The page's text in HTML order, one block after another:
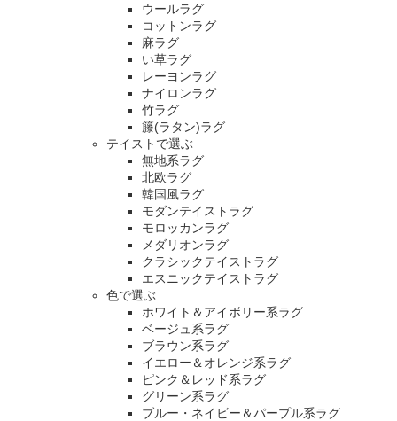
ウールラグ
コットンラグ
麻ラグ
い草ラグ
レーヨンラグ
ナイロンラグ
竹ラグ
籐(ラタン)ラグ
テイストで選ぶ
無地系ラグ
北欧ラグ
韓国風ラグ
モダンテイストラグ
モロッカンラグ
メダリオンラグ
クラシックテイストラグ
エスニックテイストラグ
色で選ぶ
ホワイト＆アイボリー系ラグ
ベージュ系ラグ
ブラウン系ラグ
イエロー＆オレンジ系ラグ
ピンク＆レッド系ラグ
グリーン系ラグ
ブルー・ネイビー＆パープル系ラグ